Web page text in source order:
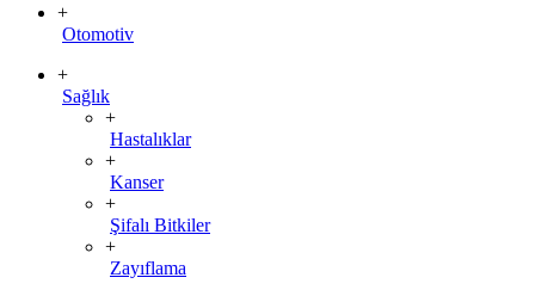
+
Otomotiv
+
Sağlık
+
Hastalıklar
+
Kanser
+
Şifalı Bitkiler
+
Zayıflama